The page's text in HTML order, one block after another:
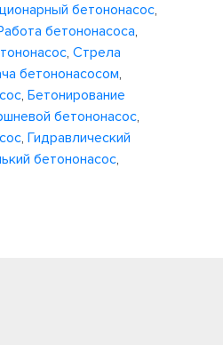
бетононасос,
бетононасоса,
, Стрела
бетононасосом,
, Бетонирование
бетононасос,
, Гидравлический
бетононасос,